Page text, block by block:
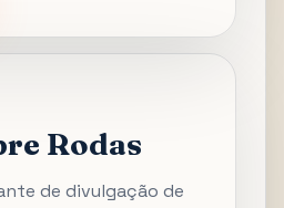
Rodas
de divulgação de